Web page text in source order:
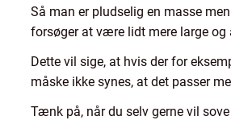
Så man er pludselig en masse
forsøger at være lidt mere large og
Dette vil sige, at hvis der for
måske ikke synes, at det passer
Tænk på, når du selv gerne vil